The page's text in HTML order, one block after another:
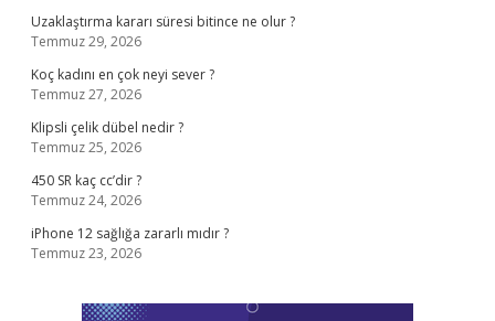
Uzaklaştırma kararı süresi bitince ne olur ?
Temmuz 29, 2026
Koç kadını en çok neyi sever ?
Temmuz 27, 2026
Klipsli çelik dübel nedir ?
Temmuz 25, 2026
450 SR kaç cc’dir ?
Temmuz 24, 2026
iPhone 12 sağlığa zararlı mıdır ?
Temmuz 23, 2026